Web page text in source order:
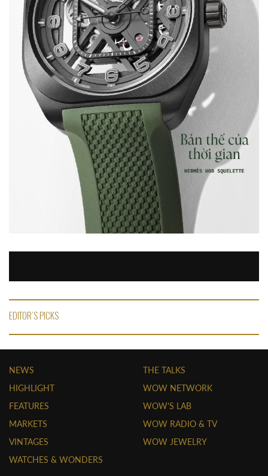
EDITOR'S PICKS
NEWS
HIGHLIGHT
FEATURES
MARKETS
VINTAGES
WATCHES & WONDERS
THE TALKS
WOW NETWORK
WOW'S LAB
WOW RADIO & TV
WOW JEWELRY